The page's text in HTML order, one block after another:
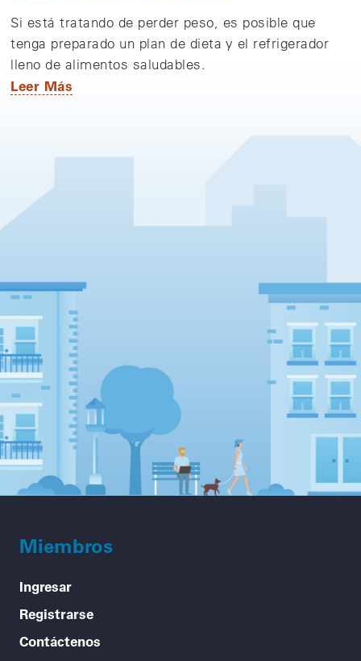
Si está tratando de perder peso, es posible que
tenga preparado un plan de dieta y el refrigerador
lleno de alimentos saludables.
Leer Más
Miembros
Ingresar
Registrarse
Contáctenos